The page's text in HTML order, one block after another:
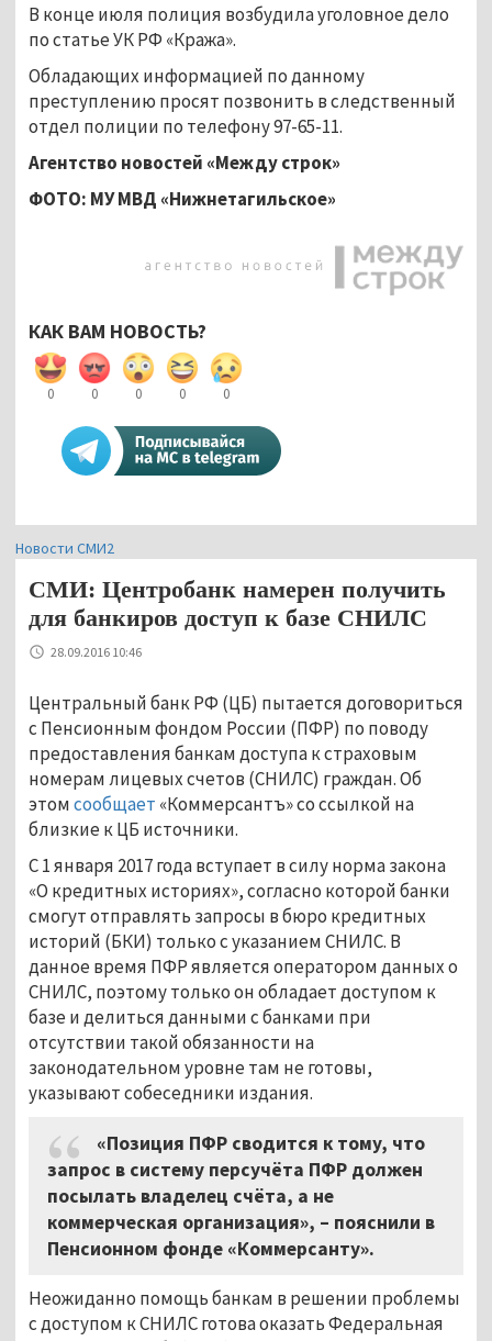
В конце июля полиция возбудила уголовное дело
по статье УК РФ «Кража».
Обладающих информацией по данному
преступлению просят позвонить в следственный
отдел полиции по телефону 97-65-11.
Агентство новостей «Между строк»
ФОТО: МУ МВД «Нижнетагильское»
КАК ВАМ НОВОСТЬ?
0 0 0 0 0
Новости СМИ2
СМИ: Центробанк намерен получить
для банкиров доступ к базе СНИЛС
28.09.2016 10:46
Центральный банк РФ (ЦБ) пытается договориться
с Пенсионным фондом России (ПФР) по поводу
предоставления банкам доступа к страховым
номерам лицевых счетов (СНИЛС) граждан. Об
этомсообщает «Коммерсантъ» со ссылкой на
близкие к ЦБ источники.
С 1 января 2017 года вступает в силу норма закона
«О кредитных историях», согласно которой банки
смогут отправлять запросы в бюро кредитных
историй (БКИ) только с указанием СНИЛС. В
данное время ПФР является оператором данных о
СНИЛС, поэтому только он обладает доступом к
базе и делиться данными с банками при
отсутствии такой обязанности на
законодательном уровне там не готовы,
указывают собеседники издания.
«Позиция ПФР сводится к тому, что
запрос в систему персучёта ПФР должен
посылать владелец счёта, а не
коммерческая организация», – пояснили в
Пенсионном фонде «Коммерсанту».
Неожиданно помощь банкам в решении проблемы
с доступом к СНИЛС готова оказать Федеральная